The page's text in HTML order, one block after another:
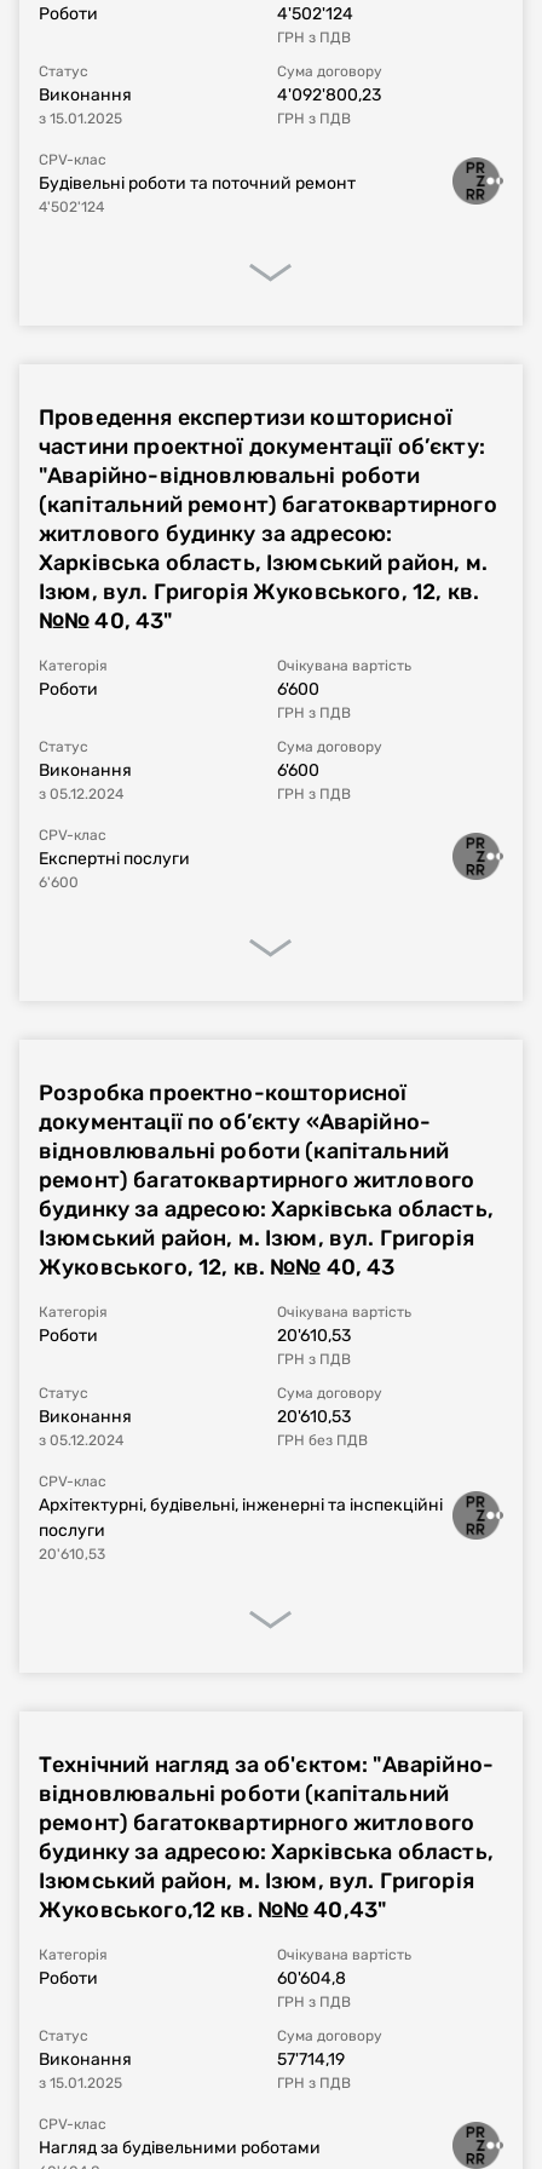
Роботи 4'502'124
ГРН з ПДВ
Статус
Виконання
з 15.01.2025
Сума договору
4'092'800,23
ГРН з ПДВ
CPV-клас
Будівельні роботи та поточний ремонт
4'502'124
Номер плану UA-P-2024-04-25-002469-a
Тип процедури Відкриті торги
Номер договору, дата
укладання
UA-2024-04-25-004077-a-c1
Період дії договору
Сума договору 4'092'800,23 UAH
Постачальник за
договором
ТОВАРИСТВО З ОБМЕЖЕНОЮ
ВІДПОВІДАЛЬНІСТЮ "СЛОБОЖАНСЬКА
БУДІВЕЛЬНА КОМПАНІЯ САРГОН"
Проведення експертизи кошторисної
частини проектної документації об’єкту:
"Аварійно-відновлювальні роботи
(капітальний ремонт) багатоквартирного
житлового будинку за адресою:
Харківська область, Ізюмський район, м.
Ізюм, вул. Григорія Жуковського, 12, кв.
№№ 40, 43"
Категорія
Роботи
Очікувана вартість
6'600
ГРН з ПДВ
Статус
Виконання
з 05.12.2024
Сума договору
6'600
ГРН з ПДВ
CPV-клас
Експертні послуги
6'600
Номер плану UA-P-2023-12-19-002847-c
Тип процедури Звіт про укладений договір
Номер договору, дата
укладання
UA-2023-12-19-006330-a-b1 від 19.12.2023
Період дії договору
з ПДВ
Постачальник за
договором
ТОВАРИСТВО З ОБМЕЖЕНОЮ
ВІДПОВІДАЛЬНІСТЮ "РЕМБУДКОНСАЛТІНГ"
Розробка проектно-кошторисної
документації по об’єкту «Аварійно-
відновлювальні роботи (капітальний
ремонт) багатоквартирного житлового
будинку за адресою: Харківська область,
Ізюмський район, м. Ізюм, вул. Григорія
Жуковського, 12, кв. №№ 40, 43
Категорія
Роботи
Очікувана вартість
20'610,53
ГРН з ПДВ
Статус
Виконання
з 05.12.2024
Сума договору
20'610,53
ГРН без ПДВ
CPV-клас
Архітектурні, будівельні, інженерні та інспекційні
послуги
20'610,53
Номер плану UA-P-2023-10-30-000561-c
Тип процедури Звіт про укладений договір
Номер договору, дата
укладання
UA-2023-10-30-001863-a-c1 від 26.10.2023
Період дії договору -31.12.2023
Сума договору UAH без ПДВ
Постачальник за
договором
ГОРСТ ОЛЕКСАНДР ОЛЕКСАНДРОВИЧ
Технічний нагляд за об'єктом: "Аварійно-
відновлювальні роботи (капітальний
ремонт) багатоквартирного житлового
будинку за адресою: Харківська область,
Ізюмський район, м. Ізюм, вул. Григорія
Жуковського,12 кв. №№ 40,43"
Категорія
Роботи
Очікувана вартість
60'604,8
ГРН з ПДВ
Статус
Виконання
з 15.01.2025
Сума договору
57'714,19
ГРН з ПДВ
CPV-клас
Нагляд за будівельними роботами